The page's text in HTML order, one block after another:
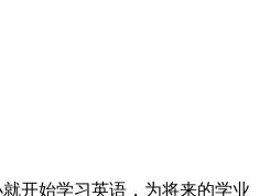
开始学习英语，为将来的学业